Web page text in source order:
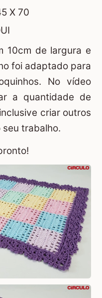
X 70
10cm de largura e
foi adaptado para
No vídeo
a quantidade de
criar outros
trabalho.